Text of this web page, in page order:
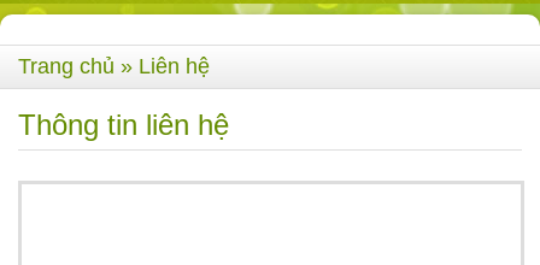
Trang chủ » Liên hệ
Thông tin liên hệ